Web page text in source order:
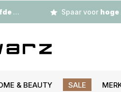
& BEAUTY SALE
dag verzondenSpaar voor hoge korting